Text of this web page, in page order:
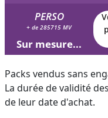
PERSO
+ de 285715 MV
Sur mesure...
Packs vendus sans
La durée de validité
de leur date d'achat.